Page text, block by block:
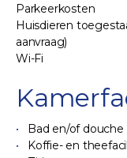
Parkeerkosten
Huisdieren
aanvraag)
Wi-Fi
Bad en/of douche
Koffie- en